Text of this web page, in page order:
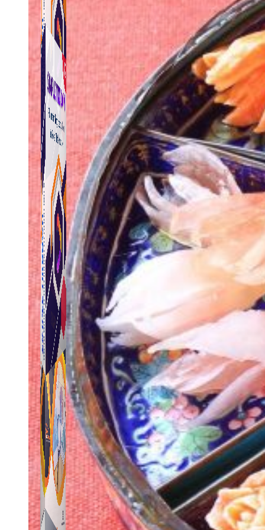
Simple Tikdown
Công cụ giúp bạn tải video Tiktok không có logo
nhanh chóng.
Simple Tikdown
Công cụ giúp bạn tải video Tiktok không có logo
nhanh chóng.